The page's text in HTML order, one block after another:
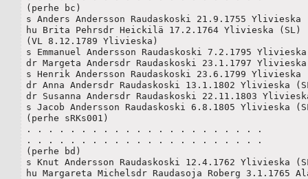
(perhe bc)
s Anders Andersson Raudaskoski 21.9.1755 Ylivieska
hu Brita Pehrsdr Heickilä 17.2.1764 Ylivieska (SL)
(VL 8.12.1789 Ylivieska)
s Emmanuel Andersson Raudaskoski 7.2.1795
dr Margeta Andersdr Raudaskoski 23.1.1797
s Henrik Andersson Raudaskoski 23.6.1799 Ylivieska
dr Anna Andersdr Raudaskoski 13.1.1802 Ylivieska
dr Susanna Andersdr Raudaskoski 22.11.1803
s Jacob Andersson Raudaskoski 6.8.1805 Ylivieska
(perhe sRKs001)
. . . . . . . . . . . . . . . . . . . . . .
. . . . . . . . . . . . . . . . . . . . . .
(perhe bd)
s Knut Andersson Raudaskoski 12.4.1762 Ylivieska
hu Margareta Michelsdr Raudasoja Roberg 3.1.1765